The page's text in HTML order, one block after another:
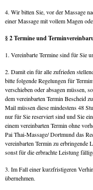
4. Wir bitten Sie, vor der Massage
einer Massage mit vollem Magen
§ 2 Termine und
1. Vereinbarte Termine sind für Sie
2. Damit ein für alle zufrieden
bitte folgende Regelungen für
verschieben oder absagen müssen,
dem vereinbarten Termin Bescheid
Mail müssen diese mindestens 48
nur für Sie reserviert sind und Sie
einem vereinbarten Termin ohne
Pai Thai-Massage/ Dortmund das
vereinbarten Termin zu erbringende
sonst für die erbrachte Leistung
3. Im Fall einer kurzfristigeren
übernehmen.